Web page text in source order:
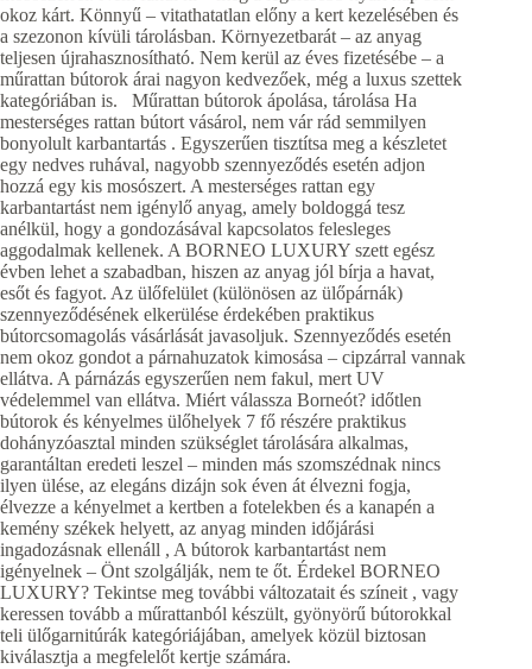
okoz kárt. Könnyű – vitathatatlan előny a kert kezelésében és
a szezonon kívüli tárolásban. Környezetbarát – az anyag
teljesen újrahasznosítható. Nem kerül az éves fizetésébe – a
műrattan bútorok árai nagyon kedvezőek, még a luxus szettek
kategóriában is. Műrattan bútorok ápolása, tárolása Ha
mesterséges rattan bútort vásárol, nem vár rád semmilyen
bonyolult karbantartás . Egyszerűen tisztítsa meg a készletet
egy nedves ruhával, nagyobb szennyeződés esetén adjon
hozzá egy kis mosószert. A mesterséges rattan egy
karbantartást nem igénylő anyag, amely boldoggá tesz
anélkül, hogy a gondozásával kapcsolatos felesleges
aggodalmak kellenek. A BORNEO LUXURY szett egész
évben lehet a szabadban, hiszen az anyag jól bírja a havat,
esőt és fagyot. Az ülőfelület (különösen az ülőpárnák)
szennyeződésének elkerülése érdekében praktikus
bútorcsomagolás vásárlását javasoljuk. Szennyeződés esetén
nem okoz gondot a párnahuzatok kimosása – cipzárral vannak
ellátva. A párnázás egyszerűen nem fakul, mert UV
védelemmel van ellátva. Miért válassza Borneót? időtlen
bútorok és kényelmes ülőhelyek 7 fő részére praktikus
dohányzóasztal minden szükséglet tárolására alkalmas,
garantáltan eredeti leszel – minden más szomszédnak nincs
ilyen ülése, az elegáns dizájn sok éven át élvezni fogja,
élvezze a kényelmet a kertben a fotelekben és a kanapén a
kemény székek helyett, az anyag minden időjárási
ingadozásnak ellenáll , A bútorok karbantartást nem
igényelnek – Önt szolgálják, nem te őt. Érdekel BORNEO
LUXURY? Tekintse meg további változatait és színeit , vagy
keressen tovább a műrattanból készült, gyönyörű bútorokkal
teli ülőgarnitúrák kategóriájában, amelyek közül biztosan
kiválasztja a megfelelőt kertje számára.